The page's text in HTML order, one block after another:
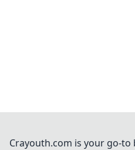
Crayouth.com is your go-